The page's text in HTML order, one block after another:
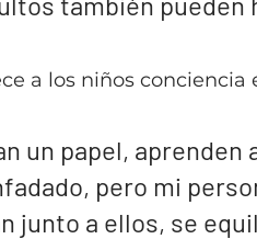
a los niños conciencia
un papel, aprenden
pero mi
junto a ellos, se